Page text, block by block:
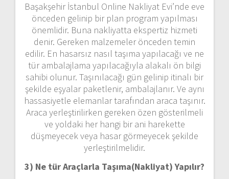
Başakşehir İstanbul Online Nakliyat Evi’nde eve
önceden gelinip bir plan program yapılması
önemlidir. Buna nakliyatta ekspertiz hizmeti
denir. Gereken malzemeler önceden temin
edilir. En hasarsız nasıl taşıma yapılacağı ve ne
tür ambalajlama yapılacağıyla alakalı ön bilgi
sahibi olunur. Taşınılacağı gün gelinip itinalı bir
şekilde eşyalar paketlenir, ambalajlanır. Ve aynı
hassasiyetle elemanlar tarafından araca taşınır.
Araca yerleştirilirken gereken özen gösterilmeli
ve yoldaki her hangi bir ani harekette
düşmeyecek veya hasar görmeyecek şekilde
yerleştirilmelidir.
3) Ne tür Araçlarla Taşıma(Nakliyat) Yapılır?